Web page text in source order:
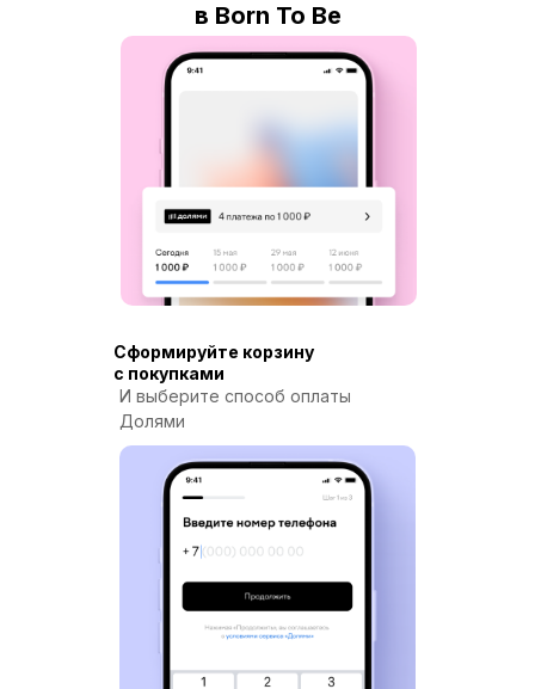
Сформируйте корзину
с покупками
И выберите способ оплаты
Долями
в Born To Be